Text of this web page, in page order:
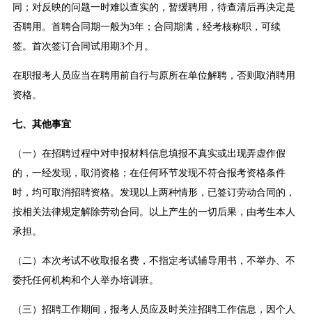
同；对反映的问题一时难以查实的，暂缓聘用，待查清后再决定是
否聘用。首聘合同期一般为3年；合同期满，经考核称职，可续
签。首次签订合同试用期3个月。
在职报考人员应当在聘用前自行与原所在单位解聘，否则取消聘用
资格。
七、其他事宜
（一）在招聘过程中对申报材料信息填报不真实或出现弄虚作假
的，一经发现，取消资格；在任何环节发现不符合报考资格条件
时，均可取消招聘资格。发现以上两种情形，已签订劳动合同的，
按相关法律规定解除劳动合同。以上产生的一切后果，由考生本人
承担。
（二）本次考试不收取报名费，不指定考试辅导用书，不举办、不
委托任何机构和个人举办培训班。
（三）招聘工作期间，报考人员应及时关注招聘工作信息，因个人